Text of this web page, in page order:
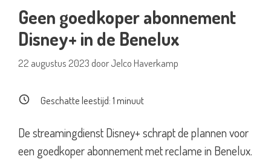
Geen goedkoper abonnement
Disney+ in de Benelux
22 augustus 2023 doorJelco Haverkamp
Geschatte leestijd:1minuut
De streamingdienst Disney+ schrapt de plannen voor
een goedkoper abonnement met reclame in Benelux.